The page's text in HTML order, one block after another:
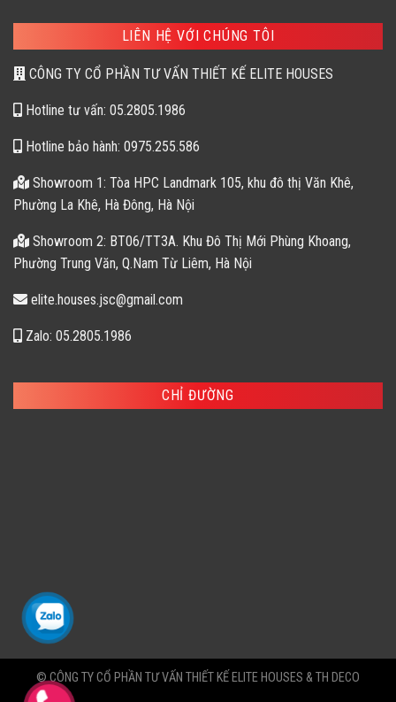
LIÊN HỆ VỚI CHÚNG TÔI
CÔNG TY CỔ PHẦN TƯ VẤN THIẾT KẾ ELITE HOUSES
Hotline tư vấn: 05.2805.1986
Hotline bảo hành: 0975.255.586
Showroom 1: Tòa HPC Landmark 105, khu đô thị Văn Khê,
Phường La Khê, Hà Đông, Hà Nội
Showroom 2: BT06/TT3A. Khu Đô Thị Mới Phùng Khoang,
Phường Trung Văn, Q.Nam Từ Liêm, Hà Nội
elite.houses.jsc@gmail.com
Zalo: 05.2805.1986
CHỈ ĐƯỜNG
© CÔNG TY CỔ PHẦN TƯ VẤN THIẾT KẾ ELITE HOUSES & TH DECO